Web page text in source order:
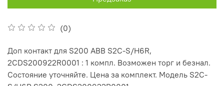
(0)
Доп контакт для S200 ABB S2C-S/H6R,
2CDS200922R0001 : 1 компл. Возможен торг и безнал.
Состояние уточняйте. Цена за комплект. Модель S2C-